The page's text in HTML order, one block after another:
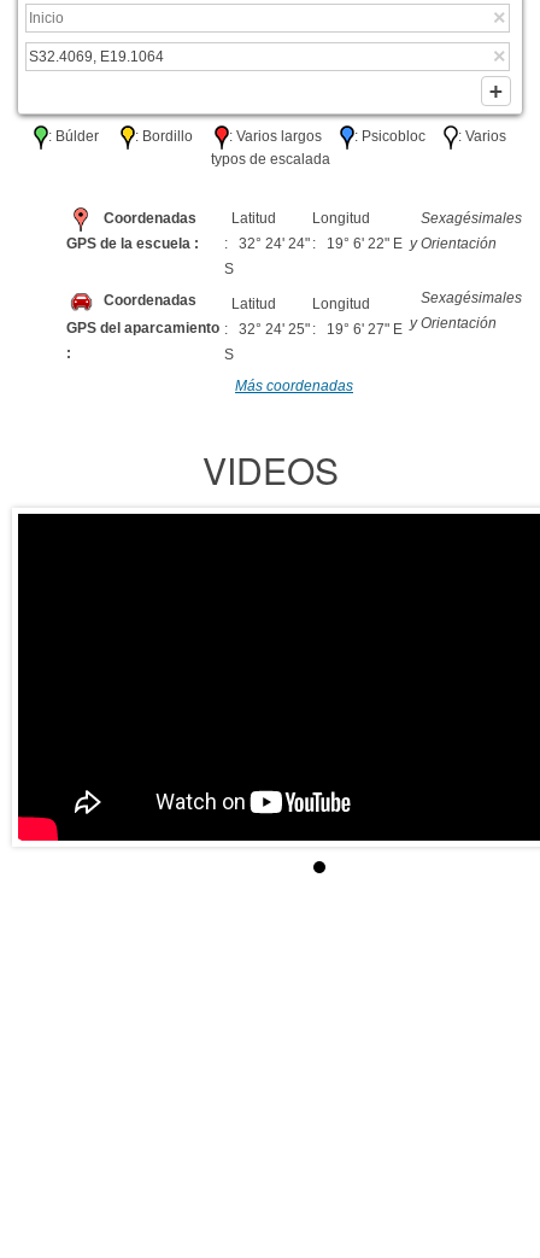
: Búlder : Bordillo : Varios largos : Psicobloc
: Varios
typos de escalada
Coordenadas
GPS de la escuela :
Latitud
: 32° 24' 24"
S
Longitud
: 19° 6' 22" E
Sexagésimales
y Orientación
Coordenadas
GPS del aparcamiento
:
Latitud
: 32° 24' 25"
S
Longitud
: 19° 6' 27" E
Sexagésimales
y Orientación
Más coordenadas
VIDEOS